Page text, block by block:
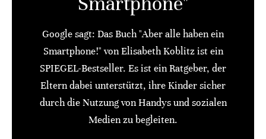
Google sagt: Das Buch "Aber alle haben ein
Smartphone!" von Elisabeth Koblitz ist ein
SPIEGEL-Bestseller. Es ist ein Ratgeber, der
Eltern dabei unterstützt, ihre Kinder sicher
durch die Nutzung von Handys und sozialen
Medien zu begleiten.